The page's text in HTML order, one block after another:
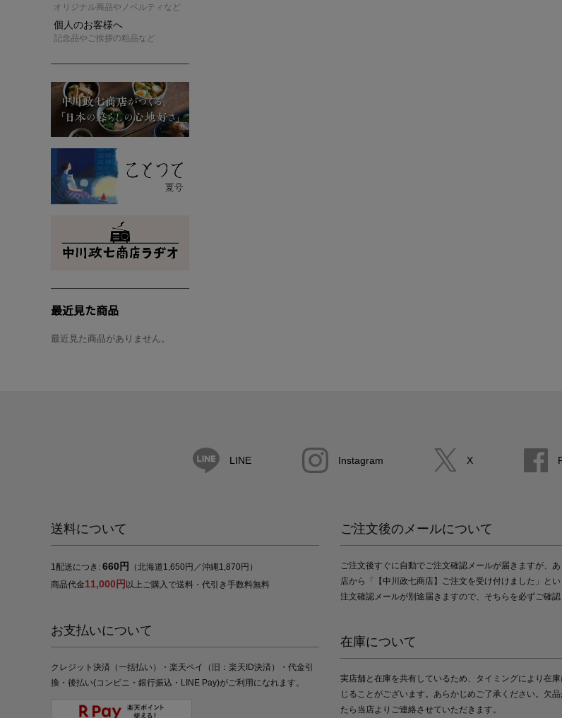
オリジナル商品やノベルティなど
個人のお客様へ
記念品やご挨拶の粗品など
最近見た商品
最近見た商品がありません。
LINE Instagram X
送料について
1配送につき: 660円
（北海道1,650円／沖縄1,870円）
商品代金11,000円 以上ご購入で送料・代引き手数料無料
お支払いについて
クレジット決済（一括払い）・楽天ペイ（旧：楽天ID決済）・代金引
換・後払い(コンビニ・銀行振込・LINE Pay)がご利用になれます。
ご注文後のメールについて
ご注文後すぐに自動でご注文確認メールが届きますが、
店から「【中川政七商店】ご注文を受け付けました」と
注文確認メールが別途届きますので、そちらを必ずご確認
在庫について
実店舗と在庫を共有しているため、タイミングにより在
じることがございます。あらかじめご了承ください。欠品
たら当店よりご連絡させていただきます。